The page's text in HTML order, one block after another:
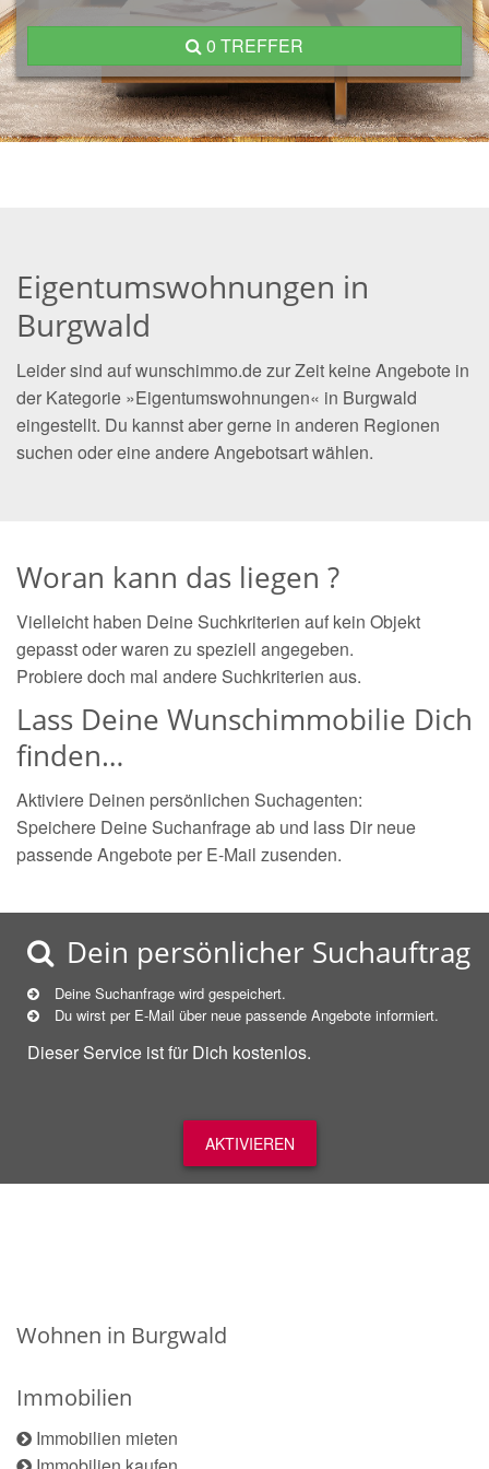
0 TREFFER
Eigentumswohnungen in
Burgwald
Leider sind auf wunschimmo.de zur Zeit keine Angebote in
der Kategorie »Eigentumswohnungen« in Burgwald
eingestellt. Du kannst aber gerne in anderen Regionen
suchen oder eine andere Angebotsart wählen.
Woran kann das liegen ?
Vielleicht haben Deine Suchkriterien auf kein Objekt
gepasst oder waren zu speziell angegeben.
Probiere doch mal andere Suchkriterien aus.
Lass Deine Wunschimmobilie Dich
finden…
Aktiviere Deinen persönlichen Suchagenten:
Speichere Deine Suchanfrage ab und lass Dir neue
passende Angebote per E-Mail zusenden.
Dein persönlicher Suchauftrag
Deine Suchanfrage wird gespeichert.
Du wirst per E-Mail über neue passende Angebote informiert.
Dieser Service ist für Dich kostenlos.
AKTIVIEREN
Wohnen in Burgwald
Immobilien
Immobilien mieten